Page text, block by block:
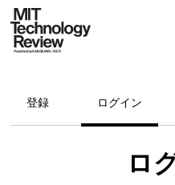
登録 ログイン
ロ